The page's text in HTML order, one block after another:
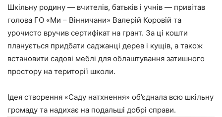
Шкільну родину — вчителів, батьків і учнів — привітав
голова ГО «Ми – Вінничани» Валерій Коровій та
урочисто вручив сертифікат на грант. За ці кошти
планується придбати саджанці дерев і кущів, а також
встановити садові меблі для облаштування затишного
простору на території школи.
Ідея створення «Саду натхнення» об’єднала всю шкільну
громаду та надихає на подальші добрі справи.